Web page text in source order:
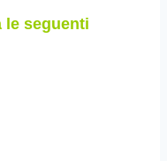
le seguenti